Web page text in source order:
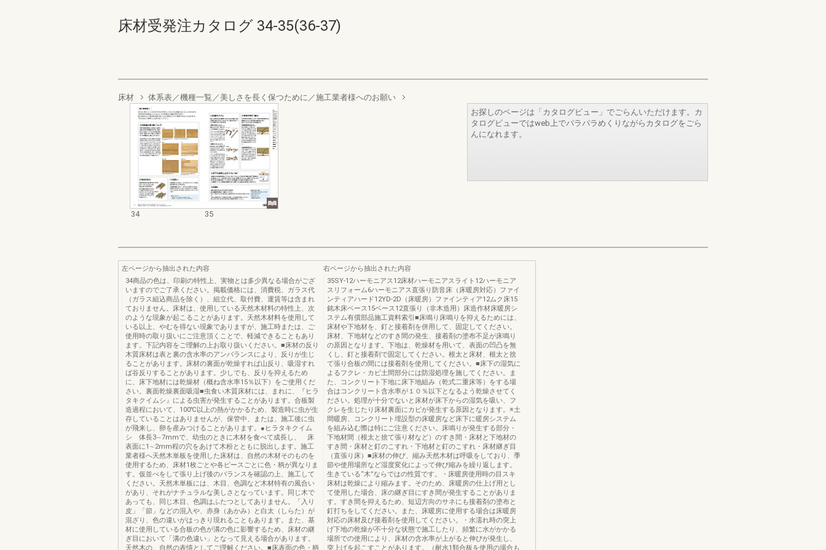
床材受発注カタログ 34-35(36-37)
床材 体系表／機種一覧／美しさを長く保つために／施工業者様へのお願い
34 35
お探しのページは「カタログビュー」でごらんいただけます。カ
タログビューではweb上でパラパラめくりながらカタログをごら
んになれます。
左ページから抽出された内容
34商品の色は、印刷の特性上、実物とは多少異なる場合がござ
いますのでご了承ください。掲載価格には、消費税、ガラス代
（ガラス組込商品を除く）、組立代、取付費、運賃等は含まれ
ておりません。床材は、使用している天然木材料の特性上、次
のような現象が起こることがあります。天然木材料を使用して
いる以上、やむを得ない現象でありますが、施工時または、ご
使用時の取り扱いにご注意頂くことで、軽減できることもあり
ます。下記内容をご理解の上お取り扱いください。■床材の反り
木質床材は表と裏の含水率のアンバランスにより、反りが生じ
ることがあります。床材の裏面が乾燥すれば山反り、吸湿すれ
ば谷反りすることがあります。少しでも、反りを抑えるため
に、床下地材には乾燥材（概ね含水率15％以下）をご使用くだ
さい。裏面乾燥裏面吸湿■虫食い木質床材には、まれに、『ヒラ
タキクイムシ』による虫害が発生することがあります。合板製
造過程において、100℃以上の熱がかかるため、製造時に虫が生
存していることはありませんが、保管中、または、施工後に虫
が飛来し、卵を産みつけることがあります。●ヒラタキクイム
シ 体長3∼7mmで、幼虫のときに木材を食べて成長し、 床
表面に1∼2mm程の穴をあけて木粉とともに脱出します。施工
業者様へ天然木単板を使用した床材は、自然の木材そのものを
使用するため、床材1枚ごとや各ピースごとに色・柄が異なりま
す。仮並べをして張り上げ後のバランスを確認の上、施工して
ください。天然木単板には、木目、色調など木材特有の風合い
があり、それがナチュラルな美しさとなっています。同じ木で
あっても、同じ木目、色調はふたつとしてありません。「入り
皮」「節」などの混入や、赤身（あかみ）と白太（しらた）が
混ざり、色の違いがはっきり現れることもあります。また、基
材に使用している合板の色が溝の色に影響するため、床材の継
ぎ目において「溝の色違い」となって見える場合があります。
天然木の、自然の表情としてご理解ください。■床表面の色・柄
右ページから抽出された内容
35SY-12ハーモニアス12床材ハーモニアスライト12ハーモニア
スリフォーム6ハーモニアス直張り防音床（床暖房対応）ファイ
ンティアハード12YD-2D（床暖房）ファインティア12ムク床15
銘木床ベース15ベース12直張り（非木造用）床造作材床暖房シ
ステム有償部品施工資料索引■床鳴り床鳴りを抑えるためには、
床材や下地材を、釘と接着剤を併用して、固定してください。
床材、下地材などのすき間の発生、接着剤の塗布不足が床鳴り
の原因となります。下地は、乾燥材を用いて、表面の凹凸を無
くし、釘と接着剤で固定してください。根太と床材、根太と捨
て張り合板の間には接着剤を使用してください。■床下の湿気に
よるフクレ・カビ土間部分には防湿処理を施してください。ま
た、コンクリート下地に床下地組み（乾式二重床等）をする場
合はコンクリート含水率が１０％以下となるよう乾燥させてく
ださい。処理が十分でないと床材が床下からの湿気を吸い、フ
クレを生じたり床材裏面にカビが発生する原因となります。※土
間暖房、コンクリート埋設型の床暖房など床下に暖房システム
を組み込む際は特にご注意ください。床鳴りが発生する部分・
下地材間（根太と捨て張り材など）のすき間・床材と下地材の
すき間・床材と釘のこすれ・下地材と釘のこすれ・床材継ぎ目
（直張り床）■床材の伸び、縮み天然木材は呼吸をしており、季
節や使用場所など湿度変化によって伸び縮みを繰り返します。
生きている“木”ならではの性質です。・床暖房使用時の目スキ
床材は乾燥により縮みます。そのため、床暖房の仕上げ用とし
て使用した場合、床の継ぎ目にすき間が発生することがありま
す。すき間を抑えるため、短辺方向のサネにも接着剤の塗布と
釘打ちをしてください。また、床暖房に使用する場合は床暖房
対応の床材及び接着剤を使用してください。・水濡れ時の突上
げ下地の乾燥が不十分な状態で施工したり、頻繁に水がかかる
場所での使用により、床材の含水率が上がると伸びが発生し、
突上げを起こすことがあります。（耐水1類合板を使用の場合も